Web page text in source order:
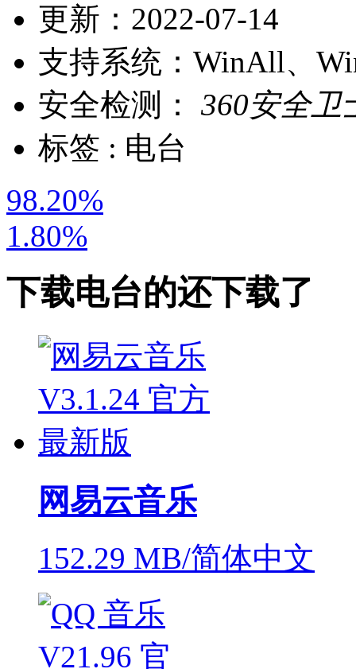
更新： 2022-07-14
支持系统： WinAll、
安全检测：
360安全卫
标签 : 电台
98.20%
1.80%
下载电台的还下载了
网易云音乐
152.29 MB/简体中文